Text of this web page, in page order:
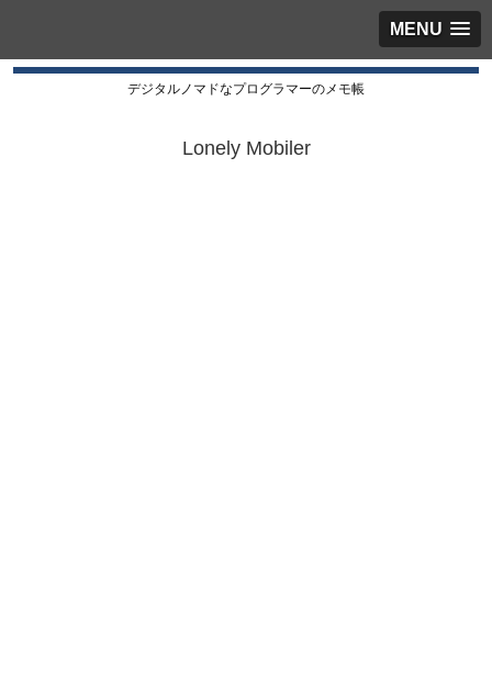
MENU
デジタルノマドなプログラマーのメモ帳
Lonely Mobiler